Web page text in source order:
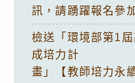
訊，請踴躍報名參
檢送「環境部第1
成培力計
畫」【教師培力永